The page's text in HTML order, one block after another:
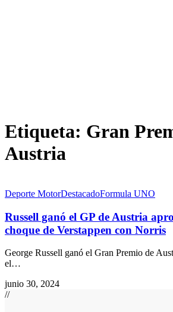
Etiqueta: Gran
Austria
Deporte MotorDestacadoFormula UNO
Russell ganó el GP de Austria
choque de Verstappen con Norris
George Russell ganó el Gran Premio de
el…
junio 30, 2024
//